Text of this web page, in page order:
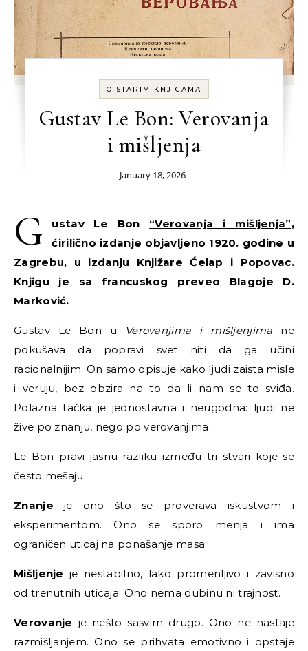
O STARIM KNJIGAMA
Gustav Le Bon: Verovanja
i mišljenja
January 18, 2026
G ustav Le Bon “Verovanja i mišljenja”,
ćirilično izdanje objavljeno 1920. godine u
Zagrebu, u izdanju Knjižare Ćelap i Popovac.
Knjigu je sa francuskog preveo Blagoje D.
Marković.
Gustav Le Bon u Verovanjima i mišljenjima ne
pokušava da popravi svet niti da ga učini
racionalnijim. On samo opisuje kako ljudi zaista misle
i veruju, bez obzira na to da li nam se to sviđa.
Polazna tačka je jednostavna i neugodna: ljudi ne
žive po znanju, nego po verovanjima.
Le Bon pravi jasnu razliku između tri stvari koje se
često mešaju.
Znanje je ono što se proverava iskustvom i
eksperimentom. Ono se sporo menja i ima
ograničen uticaj na ponašanje masa.
Mišljenje je nestabilno, lako promenljivo i zavisno
od trenutnih uticaja. Ono nema dubinu ni trajnost.
Verovanje je nešto sasvim drugo. Ono ne nastaje
razmišljanjem. Ono se prihvata emotivno i opstaje